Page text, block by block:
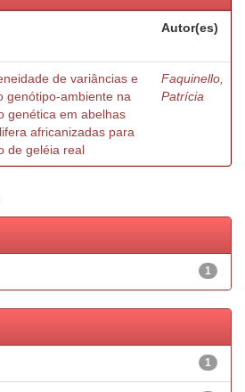
Autor(es)
de variâncias e
genótipo-ambiente na
genética em abelhas
africanizadas para
de geléia real
Faquinello,
Patrícia
1
1